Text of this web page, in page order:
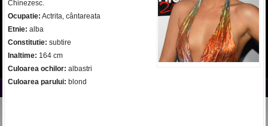
Chinezesc.
Ocupatie: Actrita, cântareata
Etnie: alba
Constitutie: subtire
Inaltime: 164 cm
Culoarea ochilor: albastri
Culoarea parului: blond